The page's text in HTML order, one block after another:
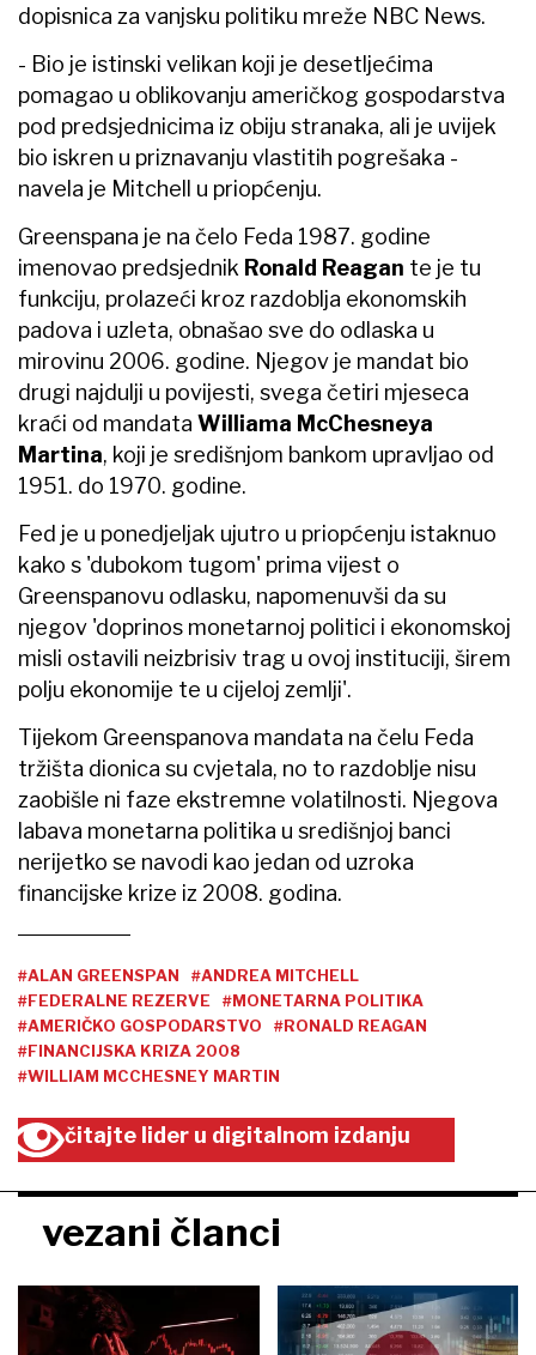
dopisnica za vanjsku politiku mreže NBC News.
- Bio je istinski velikan koji je desetljećima
pomagao u oblikovanju američkog gospodarstva
pod predsjednicima iz obiju stranaka, ali je uvijek
bio iskren u priznavanju vlastitih pogrešaka -
navela je Mitchell u priopćenju.
Greenspana je na čelo Feda 1987. godine
imenovao predsjednik Ronald Reagan te je tu
funkciju, prolazeći kroz razdoblja ekonomskih
padova i uzleta, obnašao sve do odlaska u
mirovinu 2006. godine. Njegov je mandat bio
drugi najdulji u povijesti, svega četiri mjeseca
kraći od mandata Williama McChesneya
Martina, koji je središnjom bankom upravljao od
1951. do 1970. godine.
Fed je u ponedjeljak ujutro u priopćenju istaknuo
kako s 'dubokom tugom' prima vijest o
Greenspanovu odlasku, napomenuvši da su
njegov 'doprinos monetarnoj politici i ekonomskoj
misli ostavili neizbrisiv trag u ovoj instituciji, širem
polju ekonomije te u cijeloj zemlji'.
Tijekom Greenspanova mandata na čelu Feda
tržišta dionica su cvjetala, no to razdoblje nisu
zaobišle ni faze ekstremne volatilnosti. Njegova
labava monetarna politika u središnjoj banci
nerijetko se navodi kao jedan od uzroka
financijske krize iz 2008. godina.
#ALAN GREENSPAN
#ANDREA MITCHELL
#FEDERALNE REZERVE
#MONETARNA POLITIKA
#AMERIČKO GOSPODARSTVO
#RONALD REAGAN
#FINANCIJSKA KRIZA 2008
#WILLIAM MCCHESNEY MARTIN
čitajte lider u digitalnom izdanju
vezani članci